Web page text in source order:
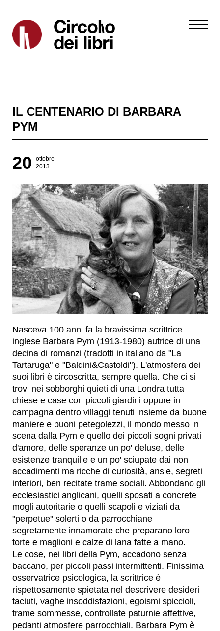
IL CENTENARIO DI BARBARA
PYM
20
ottobre
2013
Nasceva 100 anni fa la bravissima scrittrice
inglese Barbara Pym (1913-1980) autrice di una
decina di romanzi (tradotti in italiano da "La
Tartaruga" e "Baldini&Castoldi"). L'atmosfera dei
suoi libri è circoscritta, sempre quella. Che ci si
trovi nei sobborghi quieti di una Londra tutta
chiese e case con piccoli giardini oppure in
campagna dentro villaggi tenuti insieme da buone
maniere e buoni petegolezzi, il mondo messo in
scena dalla Pym è quello dei piccoli sogni privati
d'amore, delle speranze un po' deluse, delle
esistenze tranquille e un po' sciupate dai non
accadimenti ma ricche di curiosità, ansie, segreti
interiori, ben recitate trame sociali. Abbondano gli
ecclesiastici anglicani, quelli sposati a concrete
mogli autoritarie o quelli scapoli e viziati da
"perpetue" solerti o da parrocchiane
segretamente innamorate che preparano loro
torte e maglioni e calze di lana fatte a mano.
Le cose, nei libri della Pym, accadono senza
baccano, per piccoli passi intermittenti. Finissima
osservatrice psicologica, la scrittrice è
rispettosamente spietata nel descrivere desideri
taciuti, vaghe insoddisfazioni, egoismi spiccioli,
trame sommesse, controllate paturnie affettive,
pedanti atmosfere parrocchiali. Barbara Pym è